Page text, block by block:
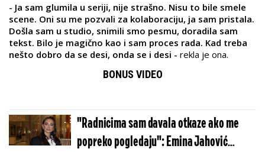
- Ja sam glumila u seriji, nije strašno. Nisu to bile smele
scene. Oni su me pozvali za kolaboraciju, ja sam pristala.
Došla sam u studio, snimili smo pesmu, doradila sam
tekst. Bilo je magično kao i sam proces rada. Kad treba
nešto dobro da se desi, onda se i desi - rekla je ona.
BONUS VIDEO
"Radnicima sam davala otkaze ako me
popreko pogledaju": Emina Jahović